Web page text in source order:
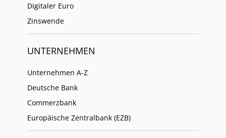
Digitaler Euro
Zinswende
UNTERNEHMEN
Unternehmen A-Z
Deutsche Bank
Commerzbank
Europäische Zentralbank (EZB)